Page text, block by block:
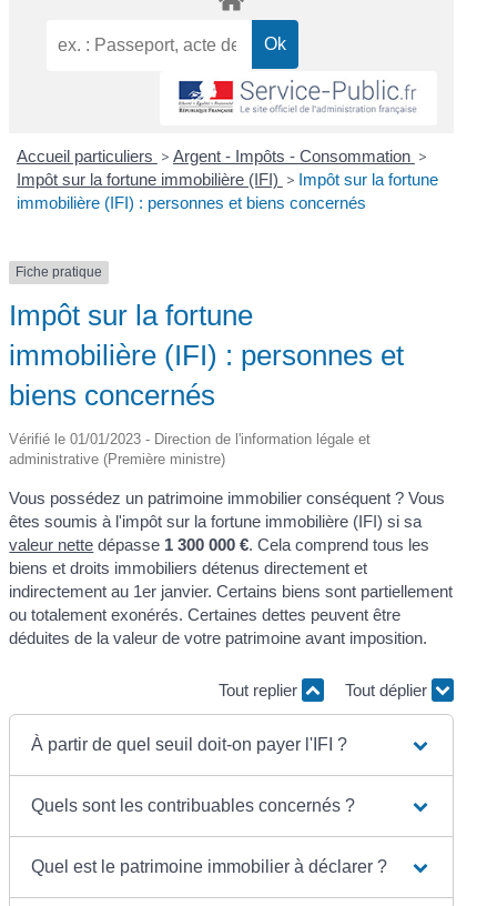
Accueil particuliers > Argent - Impôts - Consommation >
Impôt sur la fortune immobilière (IFI) > Impôt sur la fortune
immobilière (IFI) : personnes et biens concernés
Fiche pratique
Impôt sur la fortune
immobilière (IFI) : personnes et
biens concernés
Vérifié le 01/01/2023 - Direction de l'information légale et
administrative (Première ministre)
Vous possédez un patrimoine immobilier conséquent ? Vous
êtes soumis à l'impôt sur la fortune immobilière (IFI) si sa
valeur nette dépasse 1 300 000 €. Cela comprend tous les
biens et droits immobiliers détenus directement et
indirectement au 1er janvier. Certains biens sont partiellement
ou totalement exonérés. Certaines dettes peuvent être
déduites de la valeur de votre patrimoine avant imposition.
Tout replier Tout déplier
À partir de quel seuil doit-on payer l'IFI ?
Quels sont les contribuables concernés ?
Quel est le patrimoine immobilier à déclarer ?